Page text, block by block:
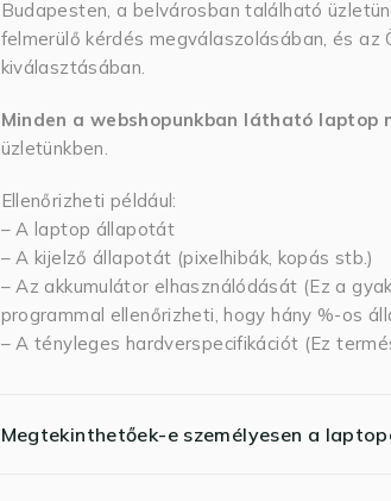
Budapesten, a belvárosban található
felmerülő kérdés megválaszolásában, és az
kiválasztásában.
Minden a webshopunkban látható
üzletünkben.
Ellenőrizheti például:
– A laptop állapotát
– A kijelző állapotát (pixelhibák, kopás stb.)
– Az akkumulátor elhasználódását (Ez a
programmal ellenőrizheti, hogy hány %-os
– A tényleges hardverspecifikációt (Ez
Megtekinthetőek-e személyesen a